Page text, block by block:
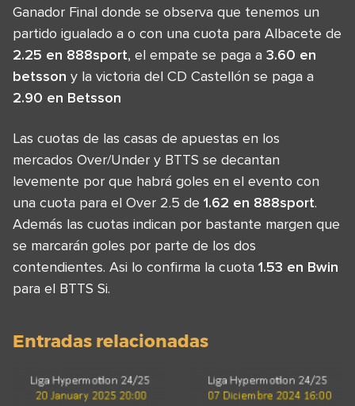
Ganador Final donde se observa que tenemos un
partido igualado a o con una cuota para Albacete de
2.25 en 888sport, el empate se paga a 3.60 en
betsson y la victoria del CD Castellón se paga a
2.90 en Betsson
Las cuotas de las casas de apuestas en los
mercados Over/Under y BTTS se decantan
levemente por que habrá goles en el evento con
una cuota para el Over 2.5 de 1.62 en 888sport.
Además las cuotas indican por bastante margen que
se marcarán goles por parte de los dos
contendientes. Asi lo confirma la cuota 1.53 en Bwin
para el BTTS Si.
Entradas relacionadas